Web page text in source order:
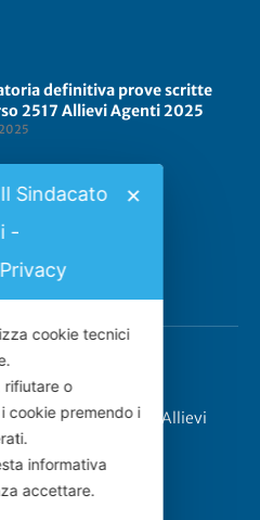
definitiva prove scritte
2517 Allievi Agenti 2025
CASPIE 2023
concorso 2517 Allievi
Sindacato
-
✕
cookie tecnici
rifiutare o
cookie premendo i
informativa
accettare.